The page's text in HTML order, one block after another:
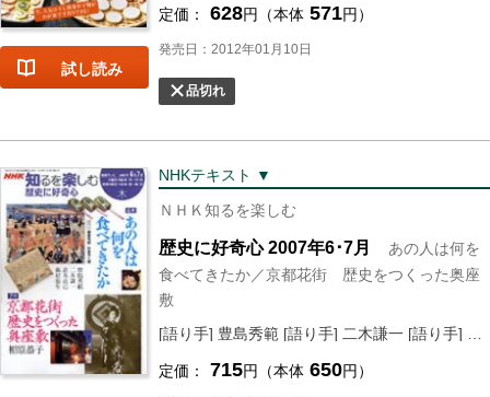
試し読み
定価： 628円（本体 571円）
発売日：2012年01月10日
品切れ
NHKテキスト ▼
ＮＨＫ知るを楽しむ
歴史に好奇心 2007年6･7月
あの人は何を
食べてきたか／京都花街 歴史をつくった奥座
敷
定価： 715円（本体 650円）